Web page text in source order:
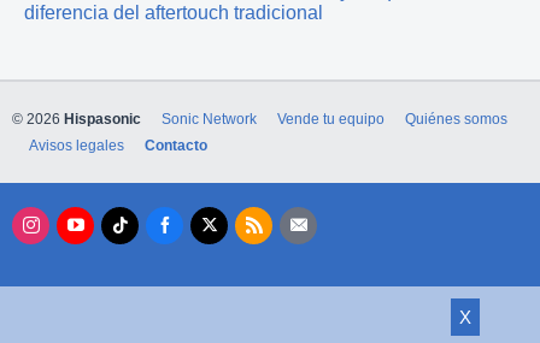
diferencia del aftertouch tradicional
X
© 2026 Hispasonic Sonic Network Vende tu equipo
Quiénes somos
Avisos legales
Contacto